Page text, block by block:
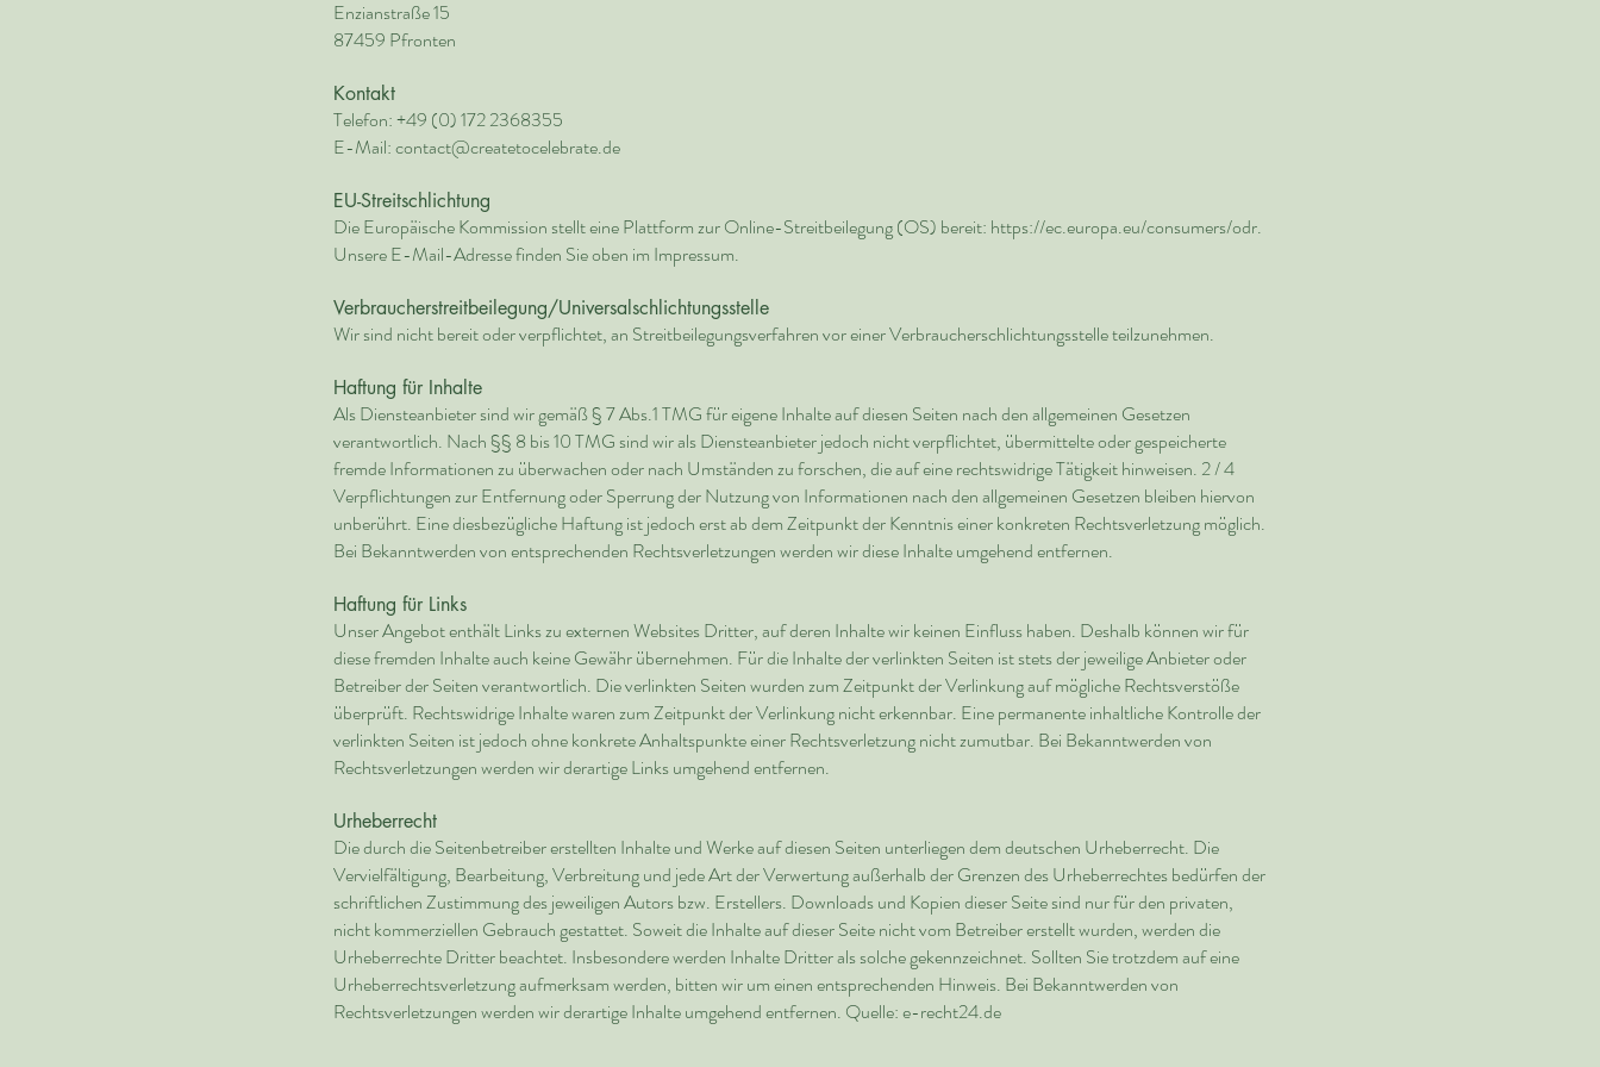
Enzianstraße 15
87459 Pfronten
Kontakt
Telefon: +49 (0) 172 2368355
E-Mail:contact@createtocelebrate.de
EU-Streitschlichtung
Die Europäische Kommission stellt eine Plattform zur Online-Streitbeilegung (OS) bereit: https://ec.europa.eu/consumers/odr.
Unsere E-Mail-Adresse finden Sie oben im Impressum.
Verbraucherstreitbeilegung/Universalschlichtungsstelle
Wir sind nicht bereit oder verpflichtet, an Streitbeilegungsverfahren vor einer Verbraucherschlichtungsstelle teilzunehmen.
Haftung für Inhalte
Als Diensteanbieter sind wir gemäß § 7 Abs.1 TMG für eigene Inhalte auf diesen Seiten nach den allgemeinen Gesetzen
verantwortlich. Nach §§ 8 bis 10 TMG sind wir als Diensteanbieter jedoch nicht verpflichtet, übermittelte oder gespeicherte
fremde Informationen zu überwachen oder nach Umständen zu forschen, die auf eine rechtswidrige Tätigkeit hinweisen. 2 / 4
Verpflichtungen zur Entfernung oder Sperrung der Nutzung von Informationen nach den allgemeinen Gesetzen bleiben hiervon
unberührt. Eine diesbezügliche Haftung ist jedoch erst ab dem Zeitpunkt der Kenntnis einer konkreten Rechtsverletzung möglich.
Bei Bekanntwerden von entsprechenden Rechtsverletzungen werden wir diese Inhalte umgehend entfernen.
Haftung für Links
Unser Angebot enthält Links zu externen Websites Dritter, auf deren Inhalte wir keinen Einfluss haben. Deshalb können wir für
diese fremden Inhalte auch keine Gewähr übernehmen. Für die Inhalte der verlinkten Seiten ist stets der jeweilige Anbieter oder
Betreiber der Seiten verantwortlich. Die verlinkten Seiten wurden zum Zeitpunkt der Verlinkung auf mögliche Rechtsverstöße
überprüft. Rechtswidrige Inhalte waren zum Zeitpunkt der Verlinkung nicht erkennbar. Eine permanente inhaltliche Kontrolle der
verlinkten Seiten ist jedoch ohne konkrete Anhaltspunkte einer Rechtsverletzung nicht zumutbar. Bei Bekanntwerden von
Rechtsverletzungen werden wir derartige Links umgehend entfernen.
Urheberrecht
Die durch die Seitenbetreiber erstellten Inhalte und Werke auf diesen Seiten unterliegen dem deutschen Urheberrecht. Die
Vervielfältigung, Bearbeitung, Verbreitung und jede Art der Verwertung außerhalb der Grenzen des Urheberrechtes bedürfen der
schriftlichen Zustimmung des jeweiligen Autors bzw. Erstellers. Downloads und Kopien dieser Seite sind nur für den privaten,
nicht kommerziellen Gebrauch gestattet. Soweit die Inhalte auf dieser Seite nicht vom Betreiber erstellt wurden, werden die
Urheberrechte Dritter beachtet. Insbesondere werden Inhalte Dritter als solche gekennzeichnet. Sollten Sie trotzdem auf eine
Urheberrechtsverletzung aufmerksam werden, bitten wir um einen entsprechenden Hinweis. Bei Bekanntwerden von
Rechtsverletzungen werden wir derartige Inhalte umgehend entfernen. Quelle: e-recht24.de